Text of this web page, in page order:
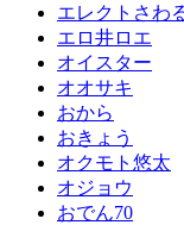
エレクトさわ
エロ井ロエ
オイスター
オオサキ
おから
おきょう
オクモト悠太
オジョウ
おでん70